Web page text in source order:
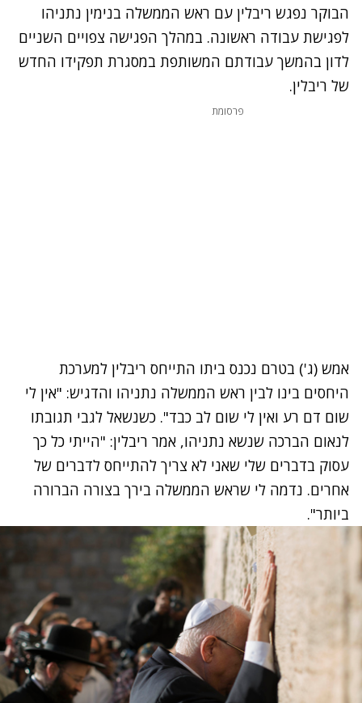
נסה שוב
הבוקר נפגש ריבלין עם ראש הממשלה בנימין נתניהו
לפגישת עבודה ראשונה. במהלך הפגישה צפויים השניים
לדון בהמשך עבודתם המשותפת במסגרת תפקידו החדש
של ריבלין.
פרסומת
אמש (ג') בטרם נכנס ביתו התייחס ריבלין למערכת
היחסים בינו לבין ראש הממשלה נתניהו והדגיש: "אין לי
שום דם רע ואין לי שום לב כבד". כשנשאל לגבי תגובתו
לנאום הברכה שנשא נתניהו, אמר ריבלין: "הייתי כל כך
עסוק בדברים שלי שאני לא צריך להתייחס לדברים של
אחרים. נדמה לי שראש הממשלה בירך בצורה הברורה
ביותר".